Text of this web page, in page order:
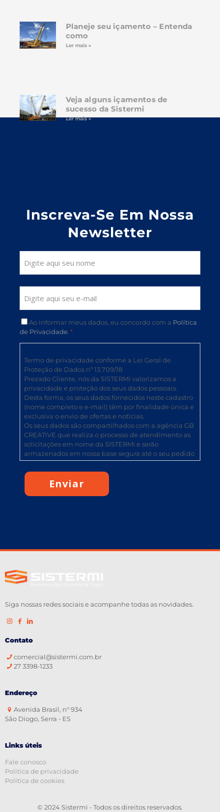
Planeje seu içamento – Entenda
como
Ler mais »
Veja alguns içamentos de
sucesso da Sistermi
Ler mais »
Inscreva-Se Em Nossa
Newsletter
Ao informar meus dados, eu concordo com a Política
de Privacidade *
Termo de privacidade conforme a Lei Geral de
Proteção de Dados nº 13.709/18
Prezado Cliente, nós da SISTERMI valorizamos a
privacidade e proteção dos seus dados pessoais.
Desta forma, os seus dados fornecidos neste cadastro
(nome completo e e-mail) têm por finalidade única e
exclusiva o envio de ofertas e notícias.
Os seus dados são compartilhados com a agência GB
CREATIVE que realiza o processo de atendimento as
solicitações em nome da SISTERMI e serão
armazenados em nossa base segura até o seu pedido
de cancelamento do envio de ofertas e notícias,
quando serão devidamente descartados.
Qualquer dúvida entre em contato com nosso
Encarregado de dados pelo canal oficial
Siga nossas redes sociais e acompanhe todas as novidades.
Contato
comercial@sistermi.com.br
27 3398-1233
Endereço
Avenida Brasil, n° 934
São Diogo, Serra - ES
Links úteis
Fale conosco
Politica de privacidade
Politica de cookies
© 2024 Sistermi - Todos os direitos reservados.